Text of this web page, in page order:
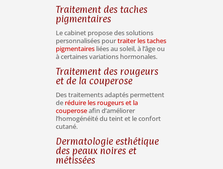
Traitement des taches
pigmentaires
Le cabinet propose des solutions
personnalisées pourtraiter les taches
pigmentaires liées au soleil, à l’âge ou
à certaines variations hormonales.
Traitement des rougeurs
et de la couperose
Des traitements adaptés permettent
de réduire les rougeurs et la
couperoseafin d’améliorer
l’homogénéité du teint et le confort
cutané.
Dermatologie esthétique
des peaux noires et
métissées